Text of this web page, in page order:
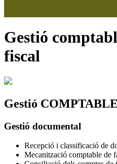
Gestió
fiscal
Gestió COMPTABLE
Gestió documental
Recepció i classificació de
Mecanització comptable de